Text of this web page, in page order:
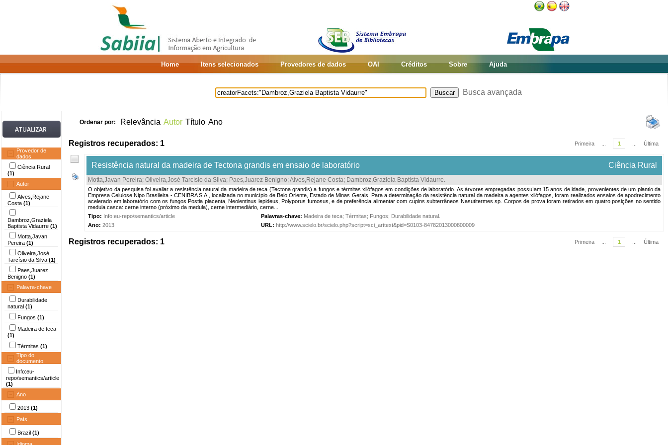
Home Itens selecionados Provedores de dados OAI Créditos Sobre Ajuda
Busca avançada
Provedor de
dados
Ciência Rural
(1)
Autor
Alves,Rejane
Costa (1)
Dambroz,Graziela
Baptista Vidaurre (1)
Motta,Javan
Pereira (1)
Oliveira,José
Tarcísio da Silva (1)
Paes,Juarez
Benigno (1)
Palavra-chave
Durabilidade
natural (1)
Fungos (1)
Madeira de teca
(1)
Térmitas (1)
Tipo do
documento
Info:eu-
repo/semantics/article
(1)
Ano
2013 (1)
País
Brazil (1)
Ordenar por: Relevância Autor Título Ano
Registros recuperados: 1 Primeira 1 Última
Resistência natural da madeira de Tectona grandis em ensaio de laboratório Ciência Rural
Motta,Javan Pereira; Oliveira,José Tarcísio da Silva; Paes,Juarez Benigno;Alves,Rejane Costa; Dambroz,Graziela Baptista Vidaurre.
O objetivo da pesquisa foi avaliar a resistência natural da madeira de teca (Tectona grandis) a fungos e térmitas xilófagos em condições de laboratório. As árvores empregadas possuíam 15 anos de idade, provenientes de um plantio da
Empresa Celulose Nipo Brasileira - CENIBRA S.A., localizada no município de Belo Oriente, Estado de Minas Gerais. Para a determinação da resistência natural da madeira a agentes xilófagos, foram realizados ensaios de apodrecimento
acelerado em laboratório com os fungos Postia placenta, Neolentinus lepideus, Polyporus fumosus, e de preferência alimentar com cupins subterrâneos Nasutitermes sp. Corpos de prova foram retirados em quatro posições no sentido
medula casca: cerne interno (próximo da medula), cerne intermediário, cerne...
Tipo: Info:eu-repo/semantics/article Palavras-chave: Madeira de teca; Térmitas; Fungos; Durabilidade natural
Ano: 2013 URL: http://www.scielo.br/scielo.php?script=sci_arttext&pid=S0103-84782013000800009
Registros recuperados: 1 Primeira 1 Última